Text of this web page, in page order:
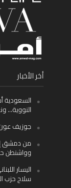
أخر الأخبار
السعودية
النووية…
جوزيف عون
من دمشق
وواشنطن
اليسار
سلاح حزب